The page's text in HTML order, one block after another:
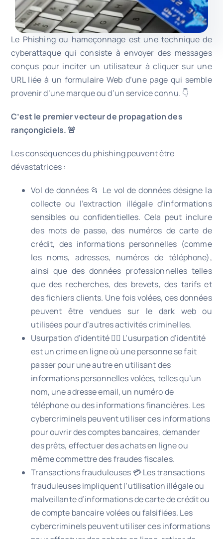
Le Phishing ou hameçonnage est une technique de
cyberattaque qui consiste à envoyer des messages
conçus pour inciter un utilisateur à cliquer sur une
URL liée à un formulaire Web d’une page qui semble
provenir d’une marque ou d’un service connu. 👇
C’est le premier vecteur de propagation des
rançongiciels. 🚨
Les conséquences du phishing peuvent être
dévastatrices :
Vol de données 📂 Le vol de données désigne la
collecte ou l’extraction illégale d’informations
sensibles ou confidentielles. Cela peut inclure
des mots de passe, des numéros de carte de
crédit, des informations personnelles (comme
les noms, adresses, numéros de téléphone),
ainsi que des données professionnelles telles
que des recherches, des brevets, des tarifs et
des fichiers clients. Une fois volées, ces données
peuvent être vendues sur le dark web ou
utilisées pour d’autres activités criminelles.
Usurpation d’identité 🕵️‍♂️ L’usurpation d’identité
est un crime en ligne où une personne se fait
passer pour une autre en utilisant des
informations personnelles volées, telles qu’un
nom, une adresse email, un numéro de
téléphone ou des informations financières. Les
cybercriminels peuvent utiliser ces informations
pour ouvrir des comptes bancaires, demander
des prêts, effectuer des achats en ligne ou
même commettre des fraudes fiscales.
Transactions frauduleuses 💳 Les transactions
frauduleuses impliquent l’utilisation illégale ou
malveillante d’informations de carte de crédit ou
de compte bancaire volées ou falsifiées. Les
cybercriminels peuvent utiliser ces informations